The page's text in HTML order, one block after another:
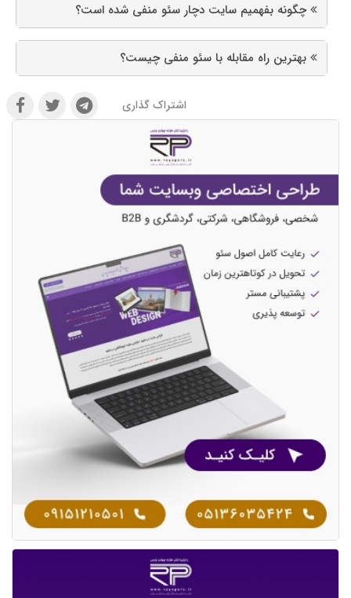
چگونه بفهمیم سایت دچار سئو منفی شده است؟
بهترین راه مقابله با سئو منفی چیست؟
اشتراک گذاری